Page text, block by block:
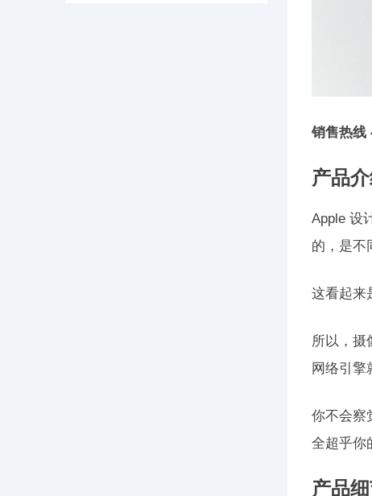
销售热线
产品
Apple 设
的，是不
这看起来
所以，摄
网络引擎
你不会察
全超乎你
产品